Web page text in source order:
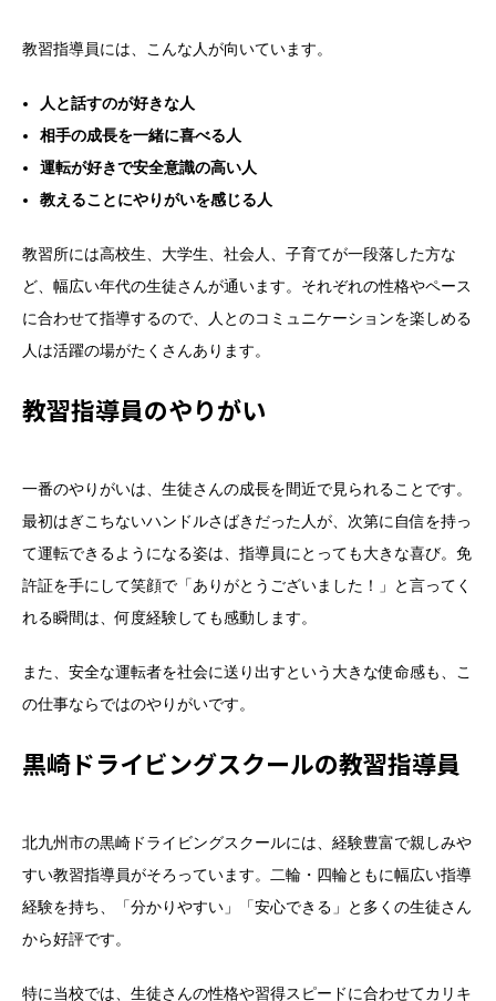
教習指導員には、こんな人が向いています。
人と話すのが好きな人
相手の成長を一緒に喜べる人
運転が好きで安全意識の高い人
教えることにやりがいを感じる人
教習所には高校生、大学生、社会人、子育てが一段落した方な
ど、幅広い年代の生徒さんが通います。それぞれの性格やペース
に合わせて指導するので、人とのコミュニケーションを楽しめる
人は活躍の場がたくさんあります。
教習指導員のやりがい
一番のやりがいは、生徒さんの成長を間近で見られることです。
最初はぎこちないハンドルさばきだった人が、次第に自信を持っ
て運転できるようになる姿は、指導員にとっても大きな喜び。免
許証を手にして笑顔で「ありがとうございました！」と言ってく
れる瞬間は、何度経験しても感動します。
また、安全な運転者を社会に送り出すという大きな使命感も、こ
の仕事ならではのやりがいです。
黒崎ドライビングスクールの教習指導員
北九州市の黒崎ドライビングスクールには、経験豊富で親しみや
すい教習指導員がそろっています。二輪・四輪ともに幅広い指導
経験を持ち、「分かりやすい」「安心できる」と多くの生徒さん
から好評です。
特に当校では、生徒さんの性格や習得スピードに合わせてカリキ